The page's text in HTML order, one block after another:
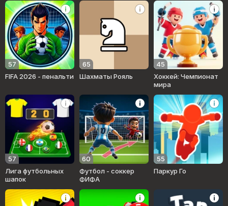
57
FIFA 2026 - пенальти
65
Шахматы Рояль
45
Хоккей: Чемпионат
мира
57
Лига футбольных
шапок
60
Футбол - соккер
ФИФА
55
Паркур Го